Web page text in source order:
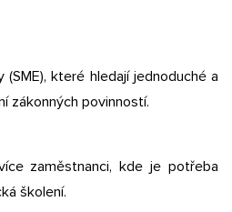
které hledají jednoduché a
zákonných povinností.
zaměstnanci, kde je potřeba
školení.